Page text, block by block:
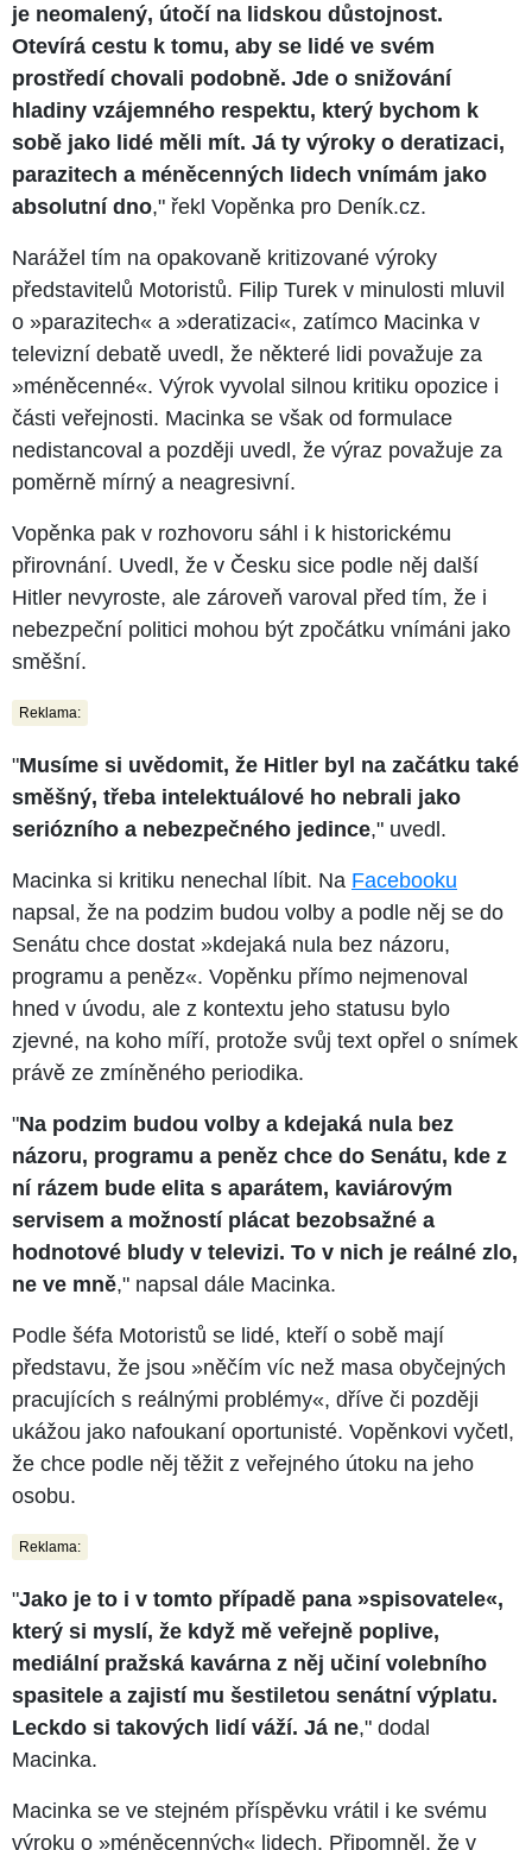
je neomalený, útočí na lidskou důstojnost.
Otevírá cestu k tomu, aby se lidé ve svém
prostředí chovali podobně. Jde o snižování
hladiny vzájemného respektu, který bychom k
sobě jako lidé měli mít. Já ty výroky o deratizaci,
parazitech a méněcenných lidech vnímám jako
absolutní dno," řekl Vopěnka pro Deník.cz.
Narážel tím na opakovaně kritizované výroky
představitelů Motoristů. Filip Turek v minulosti mluvil
o »parazitech« a »deratizaci«, zatímco Macinka v
televizní debatě uvedl, že některé lidi považuje za
»méněcenné«. Výrok vyvolal silnou kritiku opozice i
části veřejnosti. Macinka se však od formulace
nedistancoval a později uvedl, že výraz považuje za
poměrně mírný a neagresivní.
Vopěnka pak v rozhovoru sáhl i k historickému
přirovnání. Uvedl, že v Česku sice podle něj další
Hitler nevyroste, ale zároveň varoval před tím, že i
nebezpeční politici mohou být zpočátku vnímáni jako
směšní.
Reklama:
"Musíme si uvědomit, že Hitler byl na začátku také
směšný, třeba intelektuálové ho nebrali jako
seriózního a nebezpečného jedince," uvedl.
Macinka si kritiku nenechal líbit. Na Facebooku
napsal, že na podzim budou volby a podle něj se do
Senátu chce dostat »kdejaká nula bez názoru,
programu a peněz«. Vopěnku přímo nejmenoval
hned v úvodu, ale z kontextu jeho statusu bylo
zjevné, na koho míří, protože svůj text opřel o snímek
právě ze zmíněného periodika.
"Na podzim budou volby a kdejaká nula bez
názoru, programu a peněz chce do Senátu, kde z
ní rázem bude elita s aparátem, kaviárovým
servisem a možností plácat bezobsažné a
hodnotové bludy v televizi. To v nich je reálné zlo,
ne ve mně," napsal dále Macinka.
Podle šéfa Motoristů se lidé, kteří o sobě mají
představu, že jsou »něčím víc než masa obyčejných
pracujících s reálnými problémy«, dříve či později
ukážou jako nafoukaní oportunisté. Vopěnkovi vyčetl,
že chce podle něj těžit z veřejného útoku na jeho
osobu.
Reklama:
"Jako je to i v tomto případě pana »spisovatele«,
který si myslí, že když mě veřejně poplive,
mediální pražská kavárna z něj učiní volebního
spasitele a zajistí mu šestiletou senátní výplatu.
Leckdo si takových lidí váží. Já ne," dodal
Macinka.
Macinka se ve stejném příspěvku vrátil i ke svému
výroku o »méněcenných« lidech. Připomněl, že v